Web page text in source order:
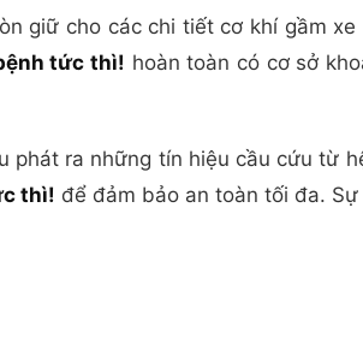
giữ cho các chi tiết cơ khí gầm
tức thì! hoàn toàn có cơ sở
ra những tín hiệu cầu cứu từ
thì! để đảm bảo an toàn tối đa.